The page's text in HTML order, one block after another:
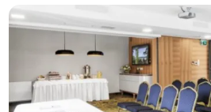
Sala konferencyjna